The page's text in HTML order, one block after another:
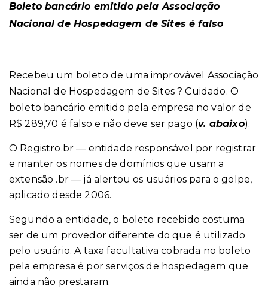
Boleto bancário emitido pela Associação
Nacional de Hospedagem de Sites é falso
Recebeu um boleto de uma improvável Associação
Nacional de Hospedagem de Sites ? Cuidado. O
boleto bancário emitido pela empresa no valor de
R$ 289,70 é falso e não deve ser pago (v. abaixo).
O Registro.br — entidade responsável por registrar
e manter os nomes de domínios que usam a
extensão .br — já alertou os usuários para o golpe,
aplicado desde 2006.
Segundo a entidade, o boleto recebido costuma
ser de um provedor diferente do que é utilizado
pelo usuário. A taxa facultativa cobrada no boleto
pela empresa é por serviços de hospedagem que
ainda não prestaram.